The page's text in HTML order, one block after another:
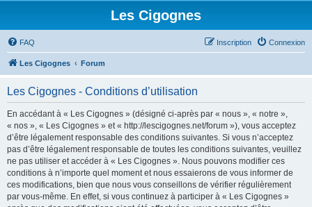
Les Cigognes
FAQ Connexion
Inscription
Les Cigognes Forum
Les Cigognes - Conditions d’utilisation
En accédant à « Les Cigognes » (désigné ci-après par « nous », « notre »,
« nos », « Les Cigognes » et « http://lescigognes.net/forum »), vous acceptez
d’être légalement responsable des conditions suivantes. Si vous n’acceptez
pas d’être légalement responsable de toutes les conditions suivantes, veuillez
ne pas utiliser et accéder à « Les Cigognes ». Nous pouvons modifier ces
conditions à n’importe quel moment et nous essaierons de vous informer de
ces modifications, bien que nous vous conseillons de vérifier régulièrement
par vous-même. En effet, si vous continuez à participer à « Les Cigognes »